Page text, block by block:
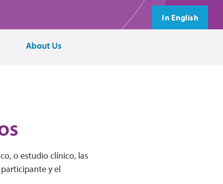
In English
About Us
o estudio clínico, las
y el